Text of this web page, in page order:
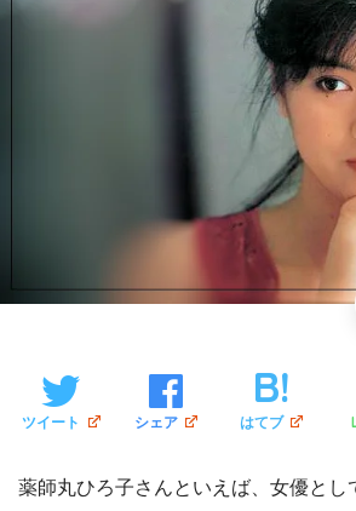
ツイート シェア はてブ
薬師丸ひろ子さんといえば、女優とし